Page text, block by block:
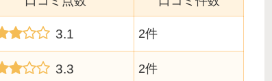
3.1 2件
3.3 2件